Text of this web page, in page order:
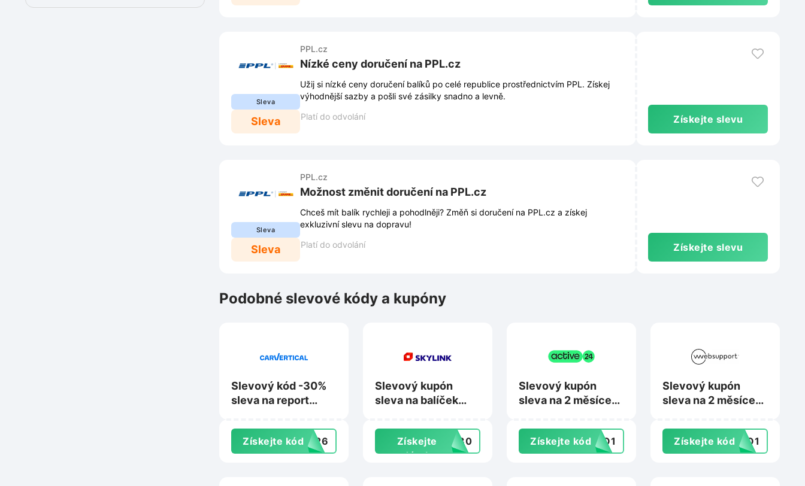
Sleva
Sleva
PPL.cz
Nízké ceny doručení na PPL.cz
Užij si nízké ceny doručení balíků po celé republice prostřednictvím PPL. Získej
výhodnější sazby a pošli své zásilky snadno a levně.
Platí do odvolání
Získejte slevu
Sleva
Sleva
PPL.cz
Možnost změnit doručení na PPL.cz
Chceš mít balík rychleji a pohodlněji? Změň si doručení na PPL.cz a získej
exkluzivní slevu na dopravu!
Platí do odvolání
Získejte slevu
Podobné slevové kódy a kupóny
Slevový kód -30%
sleva na report
Carvertical.com
Získejte kód2026
Slevový kupón
sleva na balíček
zdarma na
Skylink.cz
Získejte
dárek
OB30
Slevový kupón
sleva na 2 měsíce
Webhosting na
Active24.cz
Získejte kódSKO1
Slevový kupón
sleva na 2 měsíce
na Websupport.cz
Získejte kódSKO1